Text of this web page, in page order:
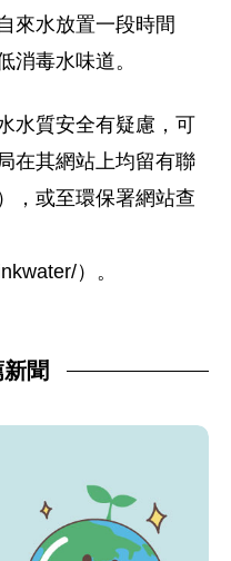
來水放置一段時間
消毒水味道。
水質安全有疑慮，可
在其網站上均留有聯
，或至環保署網站查
）。
聞